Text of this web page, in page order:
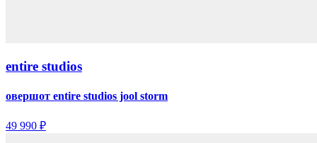
entire studios
овершот entire studios jool storm
49 990 ₽